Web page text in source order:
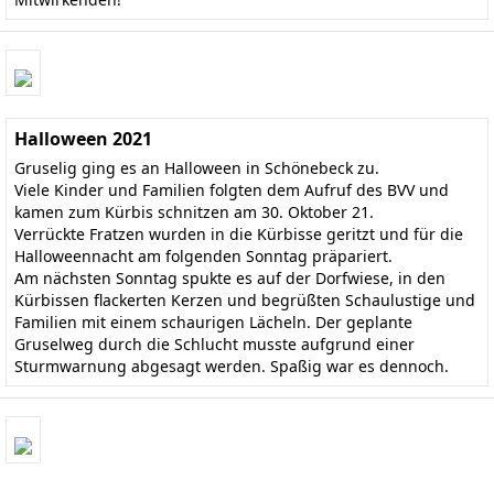
Halloween 2021
Gruselig ging es an Halloween in Schönebeck zu.
Viele Kinder und Familien folgten dem Aufruf des BVV und
kamen zum Kürbis schnitzen am 30. Oktober 21.
Verrückte Fratzen wurden in die Kürbisse geritzt und für die
Halloweennacht am folgenden Sonntag präpariert.
Am nächsten Sonntag spukte es auf der Dorfwiese, in den
Kürbissen flackerten Kerzen und begrüßten Schaulustige und
Familien mit einem schaurigen Lächeln. Der geplante
Gruselweg durch die Schlucht musste aufgrund einer
Sturmwarnung abgesagt werden. Spaßig war es dennoch.